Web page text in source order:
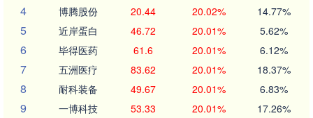
4 博腾股份 20.44 20.02% 14.77%
5 近岸蛋白 46.72 20.01% 5.62%
6 毕得医药 61.6 20.01% 6.12%
7 五洲医疗 83.62 20.01% 18.37%
8 耐科装备 49.67 20.01% 6.83%
9 一博科技 53.33 20.01% 17.26%